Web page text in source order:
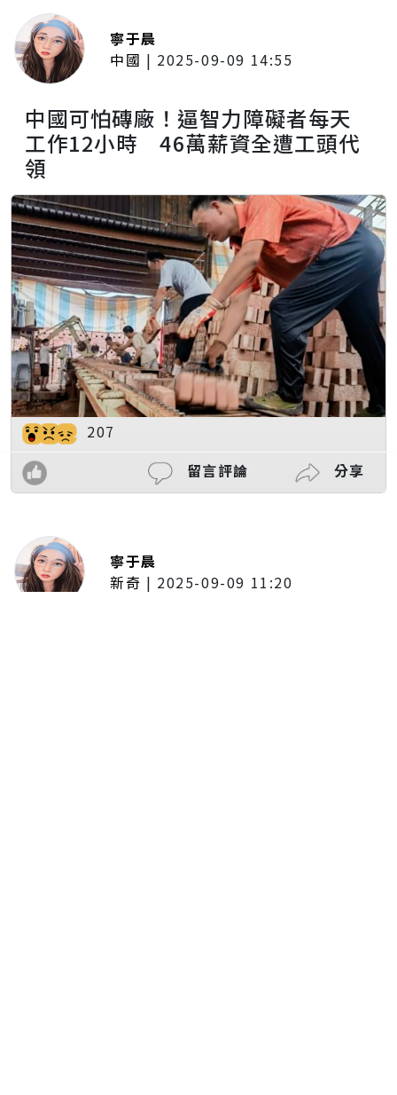
寧于晨
中國 | 2025-09-09 14:55
中國可怕磚廠！逼智力障礙者每天
工作12小時 46萬薪資全遭工頭代
領
207
留言評論
分享
寧于晨
新奇 | 2025-09-09 11:20